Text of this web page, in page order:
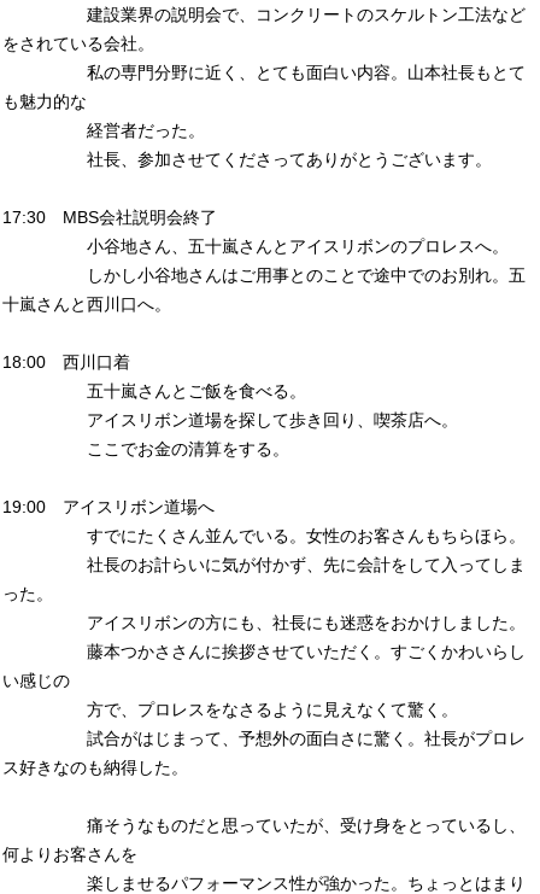
建設業界の説明会で、コンクリートのスケルトン工法など
をされている会社。
私の専門分野に近く、とても面白い内容。山本社長もとて
も魅力的な
経営者だった。
社長、参加させてくださってありがとうございます。
17:30 MBS会社説明会終了
小谷地さん、五十嵐さんとアイスリボンのプロレスへ。
しかし小谷地さんはご用事とのことで途中でのお別れ。五
十嵐さんと西川口へ。
18:00 西川口着
五十嵐さんとご飯を食べる。
アイスリボン道場を探して歩き回り、喫茶店へ。
ここでお金の清算をする。
19:00 アイスリボン道場へ
すでにたくさん並んでいる。女性のお客さんもちらほら。
社長のお計らいに気が付かず、先に会計をして入ってしま
った。
アイスリボンの方にも、社長にも迷惑をおかけしました。
藤本つかささんに挨拶させていただく。すごくかわいらし
い感じの
方で、プロレスをなさるように見えなくて驚く。
試合がはじまって、予想外の面白さに驚く。社長がプロレ
ス好きなのも納得した。
痛そうなものだと思っていたが、受け身をとっているし、
何よりお客さんを
楽しませるパフォーマンス性が強かった。ちょっとはまり